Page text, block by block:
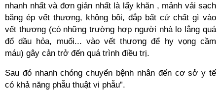
nhanh nhất và đơn giản nhất là lấy khăn , mảnh vải sạch
băng ép vết thương, không bôi, đắp bất cứ chất gì vào
vết thương (có những trường hợp người nhà lo lắng quá
đổ dầu hỏa, muối... vào vết thương để hy vọng cầm
máu) gây cản trở đến quá trình điều trị.
Sau đó nhanh chóng chuyển bệnh nhân đến cơ sở y tế
có khả năng phẫu thuật vi phẫu”.